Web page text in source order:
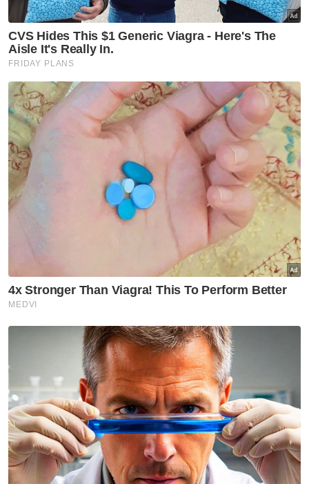
Wan Norazween berkata, pelaksanaan
kempen itu di PAT 2023 juga menjurus
kepada promosi digital aplikasi Bernama
selain mendekati pengunjung melalui aktiviti
santai seperti permainan dalam talian serta
tekan butang ‘suka’ (like) dan ‘ikuti’ (follow)
dan ‘kongsi’ (share) media sosial Bernama. -
Bernama
Berita Telus & Tulus menerusi E-Mel setiap
hari!